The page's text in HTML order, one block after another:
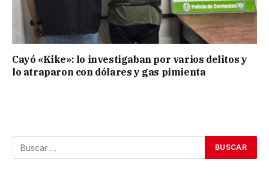
Cayó «Kike»: lo investigaban por varios delitos y
lo atraparon con dólares y gas pimienta